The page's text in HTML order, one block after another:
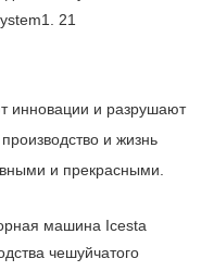
инновации и разрушают
и жизнь
и прекрасными.